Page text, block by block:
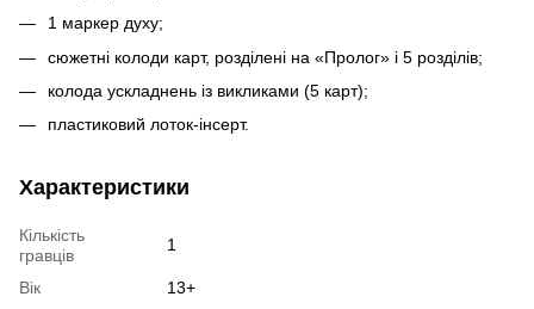
1 маркер духу;
сюжетні колоди карт, розділені на «Пролог» і 5 розділів;
колода ускладнень із викликами (5 карт);
пластиковий лоток-інсерт.
Характеристики
Кількість
гравців
1
Вік
13+